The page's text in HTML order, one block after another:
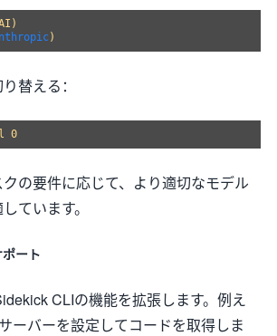
替える：
の要件に応じて、より適切なモデル
ています。
ート
CLIの機能を拡張します。例え
ーバーを設定してコードを取得しま